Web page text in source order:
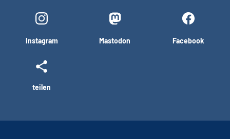
Instagram Mastodon Facebook
teilen